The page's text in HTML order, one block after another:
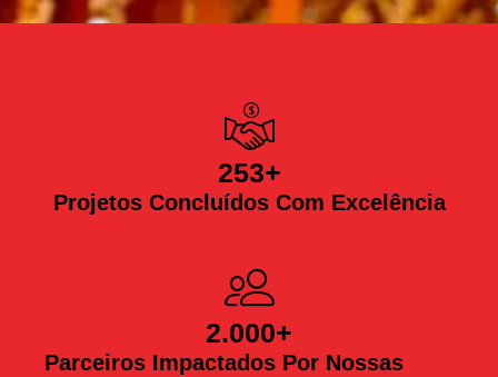
Projetos Concluídos Com Excelência
253+
Parceiros Impactados Por Nossas
2.000+